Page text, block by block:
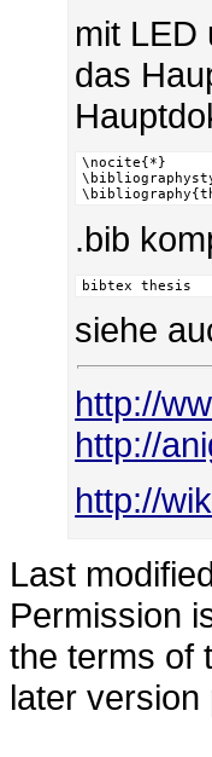
mit LED
das
\nocite{*}
.bib
bibtex thesis
siehe
http://
http://
http://
Last
Permission
the terms of
later version